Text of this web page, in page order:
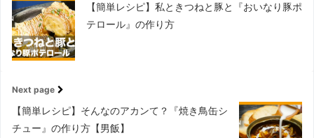
【簡単レシピ】私ときつねと豚と『おいなり豚ポ
テロール』の作り方
Next page
【簡単レシピ】そんなのアカンて？『焼き鳥缶シ
チュー』の作り方【男飯】